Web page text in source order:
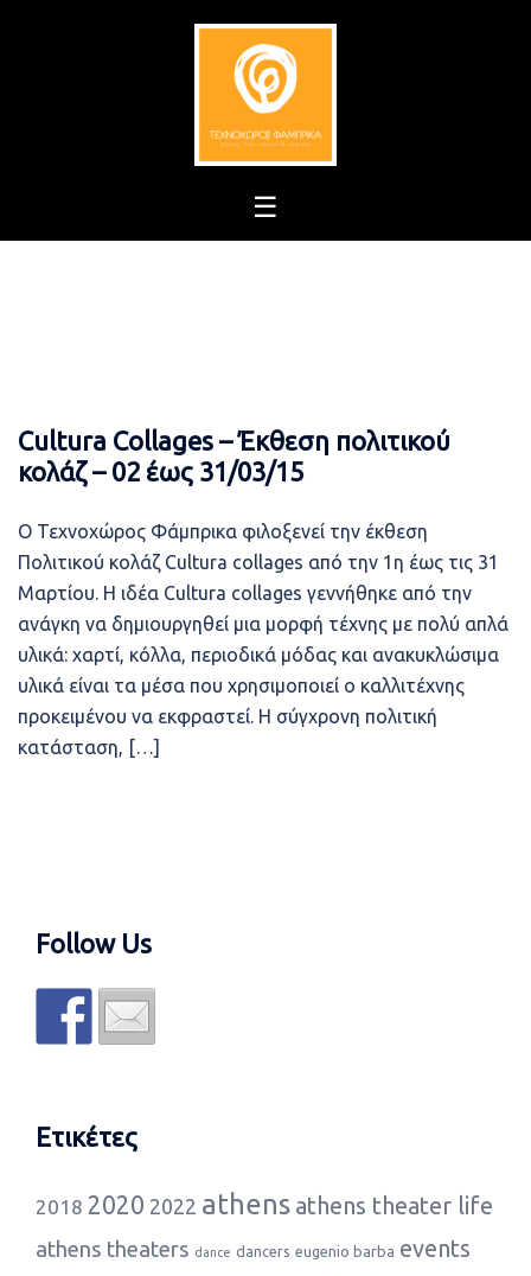
Cultura Collages – Έκθεση πολιτικού
κολάζ – 02 έως 31/03/15
Ο Τεχνοχώρος Φάμπρικα φιλοξενεί την έκθεση
Πολιτικού κολάζ Cultura collages από την 1η έως τις 31
Μαρτίου. Η ιδέα Cultura collages γεννήθηκε από την
ανάγκη να δημιουργηθεί μια μορφή τέχνης με πολύ απλά
υλικά: χαρτί, κόλλα, περιοδικά μόδας και ανακυκλώσιμα
υλικά είναι τα μέσα που χρησιμοποιεί ο καλλιτέχνης
προκειμένου να εκφραστεί. Η σύγχρονη πολιτική
κατάσταση, […]
Follow Us
Ετικέτες
2018 2020 2022 athens athens theater life
athens theaters dance dancers eugenio barba events